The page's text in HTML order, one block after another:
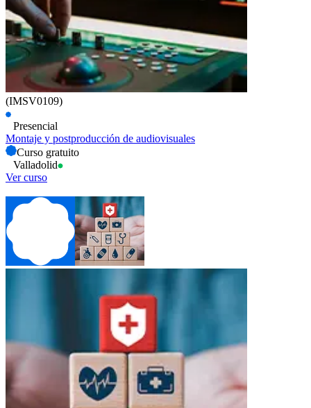
(IMSV0109)
Presencial
Montaje y postproducción de audiovisuales
Curso gratuito
Valladolid
Ver curso